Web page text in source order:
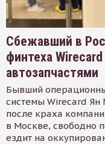
Сбежавший в
финтеха
автозапчастями
Бывший
системы Wirecard Ян
после краха
в Москве, свободно
ездит на